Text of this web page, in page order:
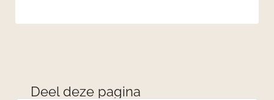
Deel deze pagina